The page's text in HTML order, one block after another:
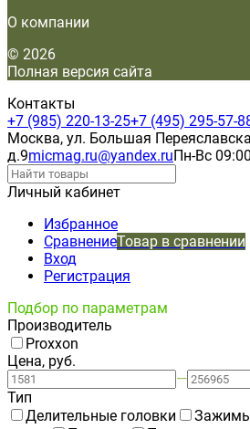
О компании
© 2026
Полная версия сайта
Контакты
+7 (985) 220-13-25+7 (495) 295-57-
Москва, ул. Большая
д.9micmag.ru@yandex.ruПн-Вс
Личный кабинет
Избранное
СравнениеТовар в сравнении
Вход
Регистрация
Подбор по параметрам
Производитель
Proxxon
Цена, руб.
—
Тип
Делительные головки